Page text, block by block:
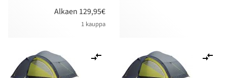
Alkaen 129,95€
1 kauppa
vertailuun